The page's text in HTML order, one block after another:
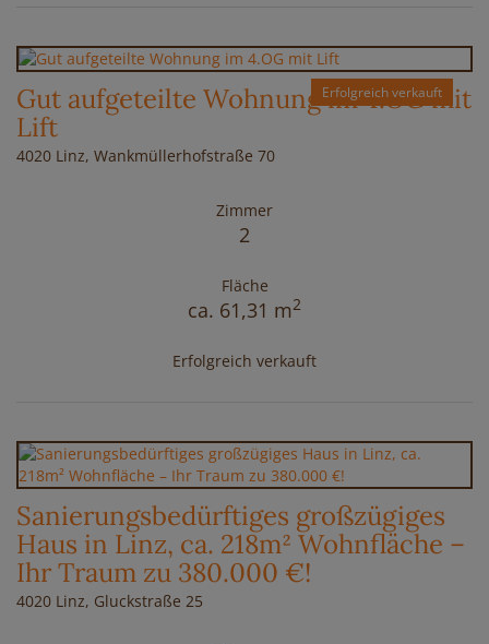
Erfolgreich verkauft
Gut aufgeteilte Wohnung im 4.OG mit
Lift
4020 Linz, Wankmüllerhofstraße 70
Zimmer
2
Fläche
ca. 61,31 m2
Erfolgreich verkauft
Sanierungsbedürftiges großzügiges
Haus in Linz, ca. 218m² Wohnfläche –
Ihr Traum zu 380.000 €!
4020 Linz, Gluckstraße 25